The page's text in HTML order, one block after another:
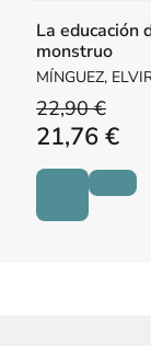
La educación
monstruo
MÍNGUEZ,
22,90 €
21,76 €